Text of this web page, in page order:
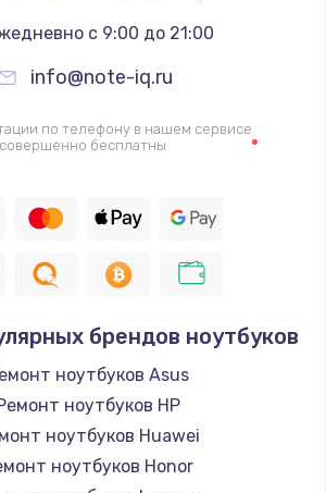
с 9:00 до 21:00
info@note-iq.ru
по телефону в нашем сервисе
совершенно бесплатны
брендов ноутбуков
ноутбуков Asus
ноутбуков HP
ноутбуков Huawei
ноутбуков Honor